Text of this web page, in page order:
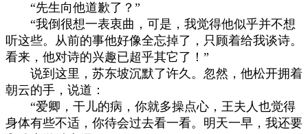
“先生向他道歉了？”
“我倒很想一表衷曲，可是，我觉得他似乎并不想
听这些。从前的事他好像全忘掉了，只顾着给我谈诗。
看来，他对诗的兴趣已超乎其它了！”
说到这里，苏东坡沉默了许久。忽然，他松开拥着
朝云的手，说道：
“爱卿，干儿的病，你就多操点心，王夫人也觉得
身体有些不适，你待会过去看一看。明天一早，我还要